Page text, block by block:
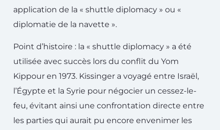
application de la « shuttle diplomacy » ou «
diplomatie de la navette ».
Point d’histoire : la « shuttle diplomacy » a été
utilisée avec succès lors du conflit du Yom
Kippour en 1973. Kissinger a voyagé entre Israël,
l’Égypte et la Syrie pour négocier un cessez-le-
feu, évitant ainsi une confrontation directe entre
les parties qui aurait pu encore envenimer les